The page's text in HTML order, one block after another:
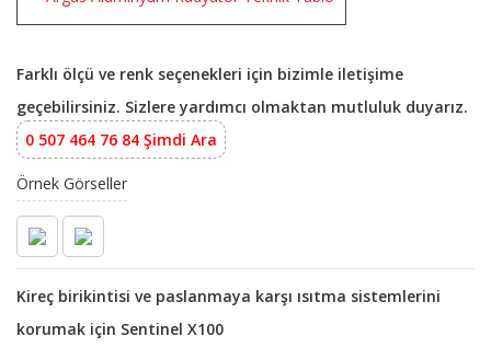
Farklı ölçü ve renk seçenekleri için bizimle iletişime
geçebilirsiniz. Sizlere yardımcı olmaktan mutluluk duyarız.
0 507 464 76 84 Şimdi Ara
Örnek Görseller
Kireç birikintisi ve paslanmaya karşı ısıtma sistemlerini
korumak için Sentinel X100